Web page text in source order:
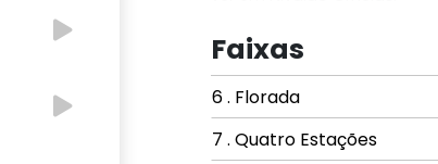
Faixas
6 . Florada
7 . Quatro Estações